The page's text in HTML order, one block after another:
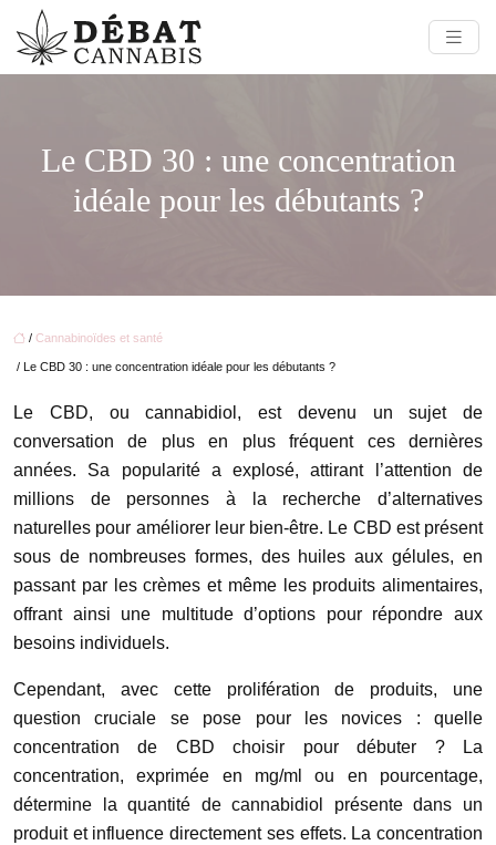
Le CBD 30 : une concentration
idéale pour les débutants ?
/ Cannabinoïdes et santé
/ Le CBD 30 : une concentration idéale pour les débutants ?
Le CBD, ou cannabidiol, est devenu un sujet de
conversation de plus en plus fréquent ces dernières
années. Sa popularité a explosé, attirant l’attention de
millions de personnes à la recherche d’alternatives
naturelles pour améliorer leur bien-être. Le CBD est présent
sous de nombreuses formes, des huiles aux gélules, en
passant par les crèmes et même les produits alimentaires,
offrant ainsi une multitude d’options pour répondre aux
besoins individuels.
Cependant, avec cette prolifération de produits, une
question cruciale se pose pour les novices : quelle
concentration de CBD choisir pour débuter ? La
concentration, exprimée en mg/ml ou en pourcentage,
détermine la quantité de cannabidiol présente dans un
produit et influence directement ses effets. La concentration